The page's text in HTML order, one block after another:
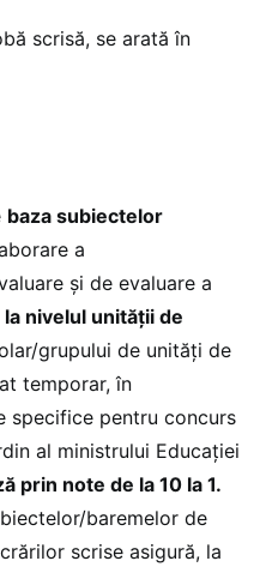
scrisă, se arată în
baza subiectelor
a
și de evaluare a
la nivelul unității de
grupului de unități de
temporar, în
specifice pentru concurs
al ministrului Educației
prin note de la 10 la 1.
baremelor de
scrise asigură, la